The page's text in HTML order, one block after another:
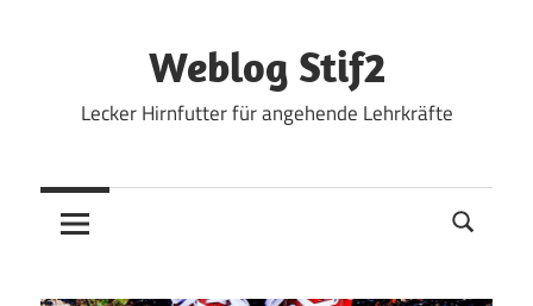
Weblog Stif2
Lecker Hirnfutter für angehende Lehrkräfte